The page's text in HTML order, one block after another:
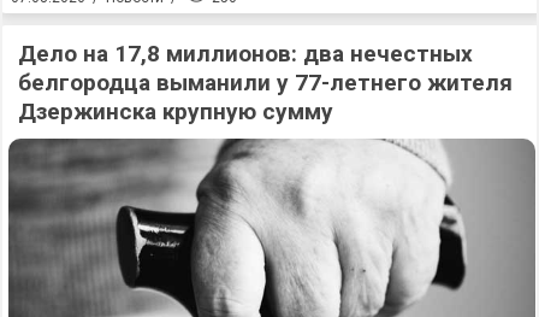
Дело на 17,8 миллионов: два нечестных
белгородца выманили у 77-летнего жителя
Дзержинска крупную сумму